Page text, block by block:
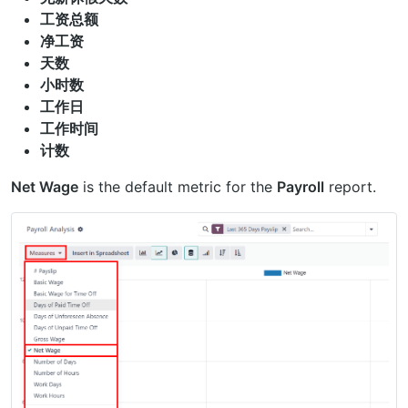
工资总额
净工资
天数
小时数
工作日
工作时间
计数
Net Wage is the default metric for the Payroll report.